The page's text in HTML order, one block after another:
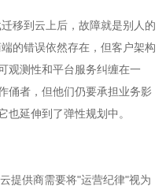
移到云上后，故障就是别人的
的错误依然存在，但客户架构
观测性和平台服务纠缠在一
俑者，但他们仍要承担业务影
也延伸到了弹性规划中。
提供商需要将"运营纪律"视为